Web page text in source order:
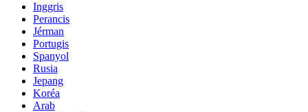
Inggris
Perancis
Jérman
Portugis
Spanyol
Rusia
Jepang
Koréa
Arab